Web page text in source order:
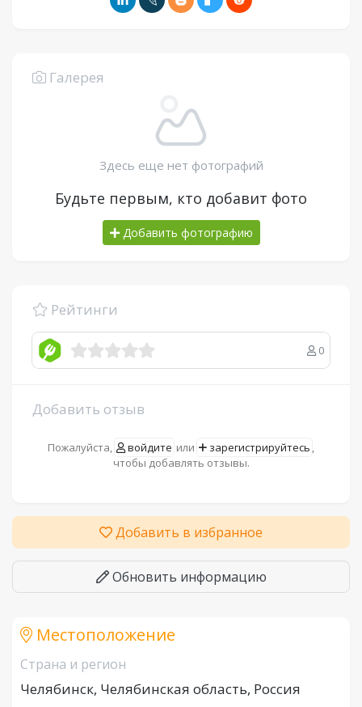
Галерея
Здесь еще нет фотографий
Будьте первым, кто добавит фото
Добавить фотографию
Рейтинги
0
Добавить отзыв
Пожалуйста, войдите или зарегистрируйтесь ,
чтобы добавлять отзывы.
Добавить в избранное
Обновить информацию
Местоположение
Страна и регион
Челябинск, Челябинская область, Россия